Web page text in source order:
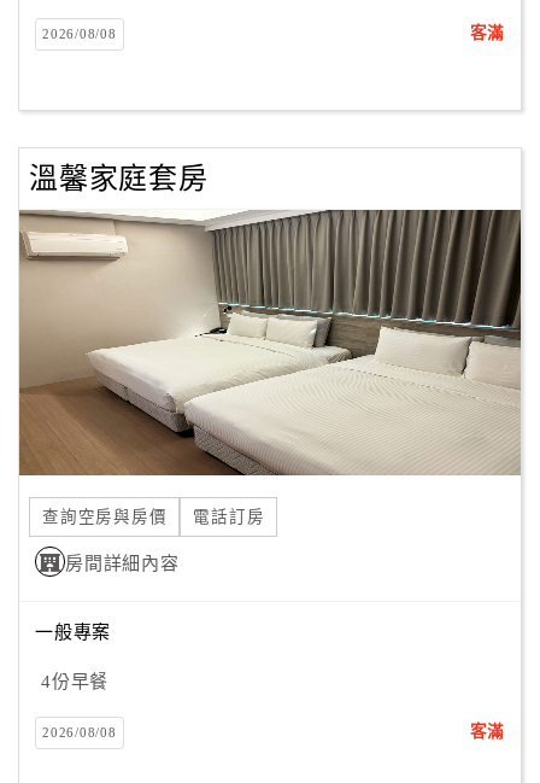
2026/08/08 客滿
溫馨家庭套房
查詢空房與房價 電話訂房
房間詳細內容
一般專案
4份早餐
2026/08/08 客滿